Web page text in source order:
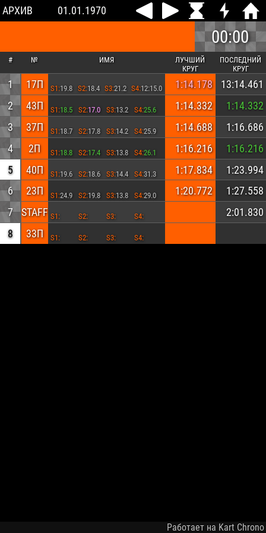
АРХИВ 01.01.1970
00:00
# № ИМЯ
ЛУЧШИЙ
КРУГ
ПОСЛЕДНИЙ
КРУГ
1 17П S1:19.8 S2:18.4 S3:21.2 S4:12:15.0 1:14.178
13:14.461
2
43П S1:18.5 S2:17.0 S3:13.2 S4:25.6 1:14.332
1:14.332
3
37П S1:18.7 S2:17.8 S3:14.2 S4:25.9 1:14.688
1:16.686
4
2П S1:18.8 S2:17.4 S3:13.8 S4:26.1 1:16.216
1:16.216
5
40П S1:19.6 S2:18.6 S3:14.4 S4:31.3 1:17.834
1:23.994
6
23П S1:24.9 S2:19.8 S3:13.8 S4:29.0 1:20.772
1:27.558
7
STAFF S1: S2: S3: S4:
2:01.830
8
33П S1: S2: S3: S4:
Работает на Kart Chrono